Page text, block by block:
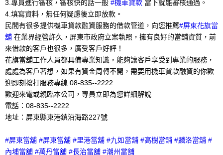
3.專員進行審核，審核快的話一般 #機車貸款 當下就能審核通過。
4.填寫資料，無任何疑慮後立即放款。
民間有很多提供機車貸款融資服務的借款管道，向您推薦#屏東花旗當
舖 在業界經營許久，屏東市政府立案執照，擁有良好的當舖資質，前
來借款的客戶也很多，廣受客戶好評！
花旗當舖工作人員都具備專業知識，能夠讓客戶享受到專業的服務，
處處為客戶著想，如果有資金周轉不開，需要用機車貸款融資的你歡
迎即刻撥打服務專線 08-835--2222
歡迎來電或親臨本公司，專員立即為您詳細解說
電話：08-835--2222
地址：屏東縣東港鎮沿海路227號
#屏東當舖 #屏東當舖 #里港當舖 #九如當舖 #高樹當舖 #麟洛當舖 #
內埔當舖 #萬丹當舖 #長治當舖 #潮州當舖